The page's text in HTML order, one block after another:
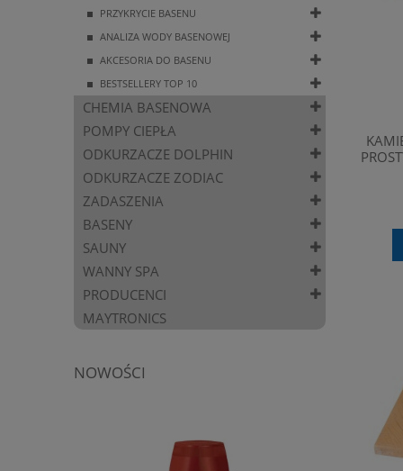
PRZYKRYCIE BASENU
ANALIZA WODY BASENOWEJ
AKCESORIA DO BASENU
BESTSELLERY TOP 10
CHEMIA BASENOWA
POMPY CIEPŁA
ODKURZACZE DOLPHIN
ODKURZACZE ZODIAC
ZADASZENIA
BASENY
SAUNY
WANNY SPA
PRODUCENCI
MAYTRONICS
NOWOŚCI